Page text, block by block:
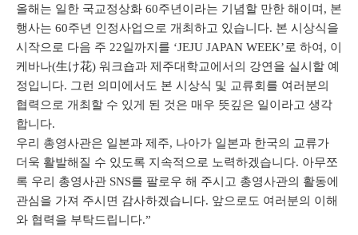
올해는 일한 국교정상화 60주년이라는 기념할 만한 해이며, 본
행사는 60주년 인정사업으로 개최하고 있습니다. 본 시상식을
시작으로 다음 주 22일까지를 ‘JEJU JAPAN WEEK’로 하여, 이
케바나(生け花) 워크숍과 제주대학교에서의 강연을 실시할 예
정입니다. 그런 의미에서도 본 시상식 및 교류회를 여러분의
협력으로 개최할 수 있게 된 것은 매우 뜻깊은 일이라고 생각
합니다.
우리 총영사관은 일본과 제주, 나아가 일본과 한국의 교류가
더욱 활발해질 수 있도록 지속적으로 노력하겠습니다. 아무쪼
록 우리 총영사관 SNS를 팔로우 해 주시고 총영사관의 활동에
관심을 가져 주시면 감사하겠습니다. 앞으로도 여러분의 이해
와 협력을 부탁드립니다.”